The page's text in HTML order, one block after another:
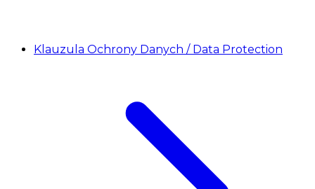
Klauzula Ochrony Danych / Data Protection